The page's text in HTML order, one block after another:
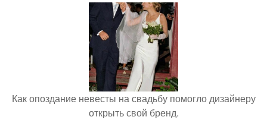
Как опоздание невесты на свадьбу помогло дизайнеру
открыть свой бренд.